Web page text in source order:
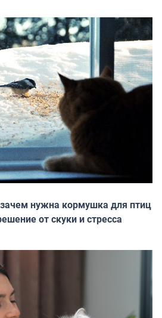
нужна кормушка для птиц
от скуки и стресса